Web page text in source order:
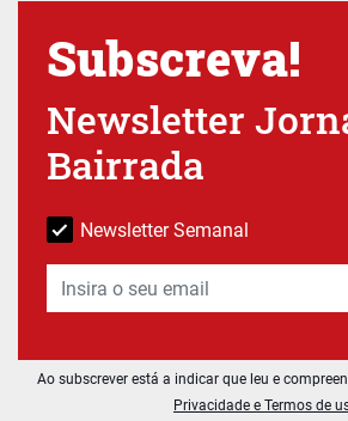
Subscreva!
Newsletter
Bairrada
Newsletter Semanal
Ao subscrever está a indicar que leu e
Privacidade e Termos de